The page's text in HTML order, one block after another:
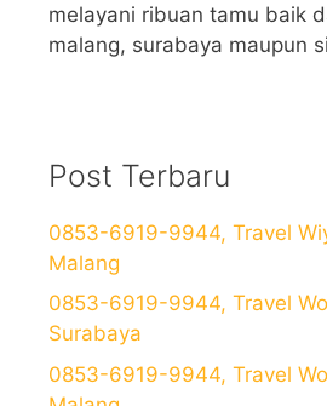
melayani ribuan tamu baik
malang, surabaya maupun
Post Terbaru
0853-6919-9944, Travel
Malang
0853-6919-9944, Travel
Surabaya
0853-6919-9944, Travel